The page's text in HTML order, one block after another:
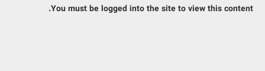
You must be logged into the site to view this content.